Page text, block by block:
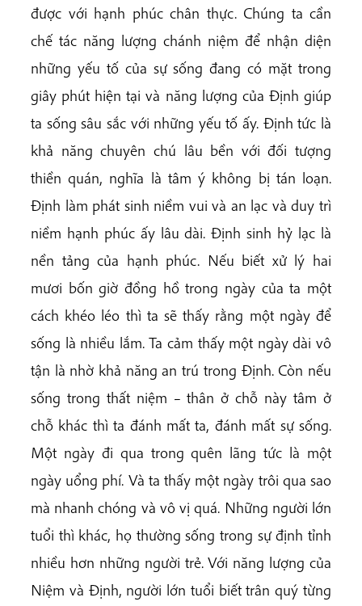
được với hạnh phúc chân thực. Chúng ta cần
chế tác năng lượng chánh niệm để nhận diện
những yếu tố của sự sống đang có mặt trong
giây phút hiện tại và năng lượng của Định giúp
ta sống sâu sắc với những yếu tố ấy. Định tức là
khả năng chuyên chú lâu bền với đối tượng
thiền quán, nghĩa là tâm ý không bị tán loạn.
Định làm phát sinh niềm vui và an lạc và duy trì
niềm hạnh phúc ấy lâu dài. Định sinh hỷ lạc là
nền tảng của hạnh phúc. Nếu biết xử lý hai
mươi bốn giờ đồng hồ trong ngày của ta một
cách khéo léo thì ta sẽ thấy rằng một ngày để
sống là nhiều lắm. Ta cảm thấy một ngày dài vô
tận là nhờ khả năng an trú trong Định. Còn nếu
sống trong thất niệm – thân ở chỗ này tâm ở
chỗ khác thì ta đánh mất ta, đánh mất sự sống.
Một ngày đi qua trong quên lãng tức là một
ngày uổng phí. Và ta thấy một ngày trôi qua sao
mà nhanh chóng và vô vị quá. Những người lớn
tuổi thì khác, họ thường sống trong sự định tỉnh
nhiều hơn những người trẻ. Với năng lượng của
Niệm và Định, người lớn tuổi biết trân quý từng